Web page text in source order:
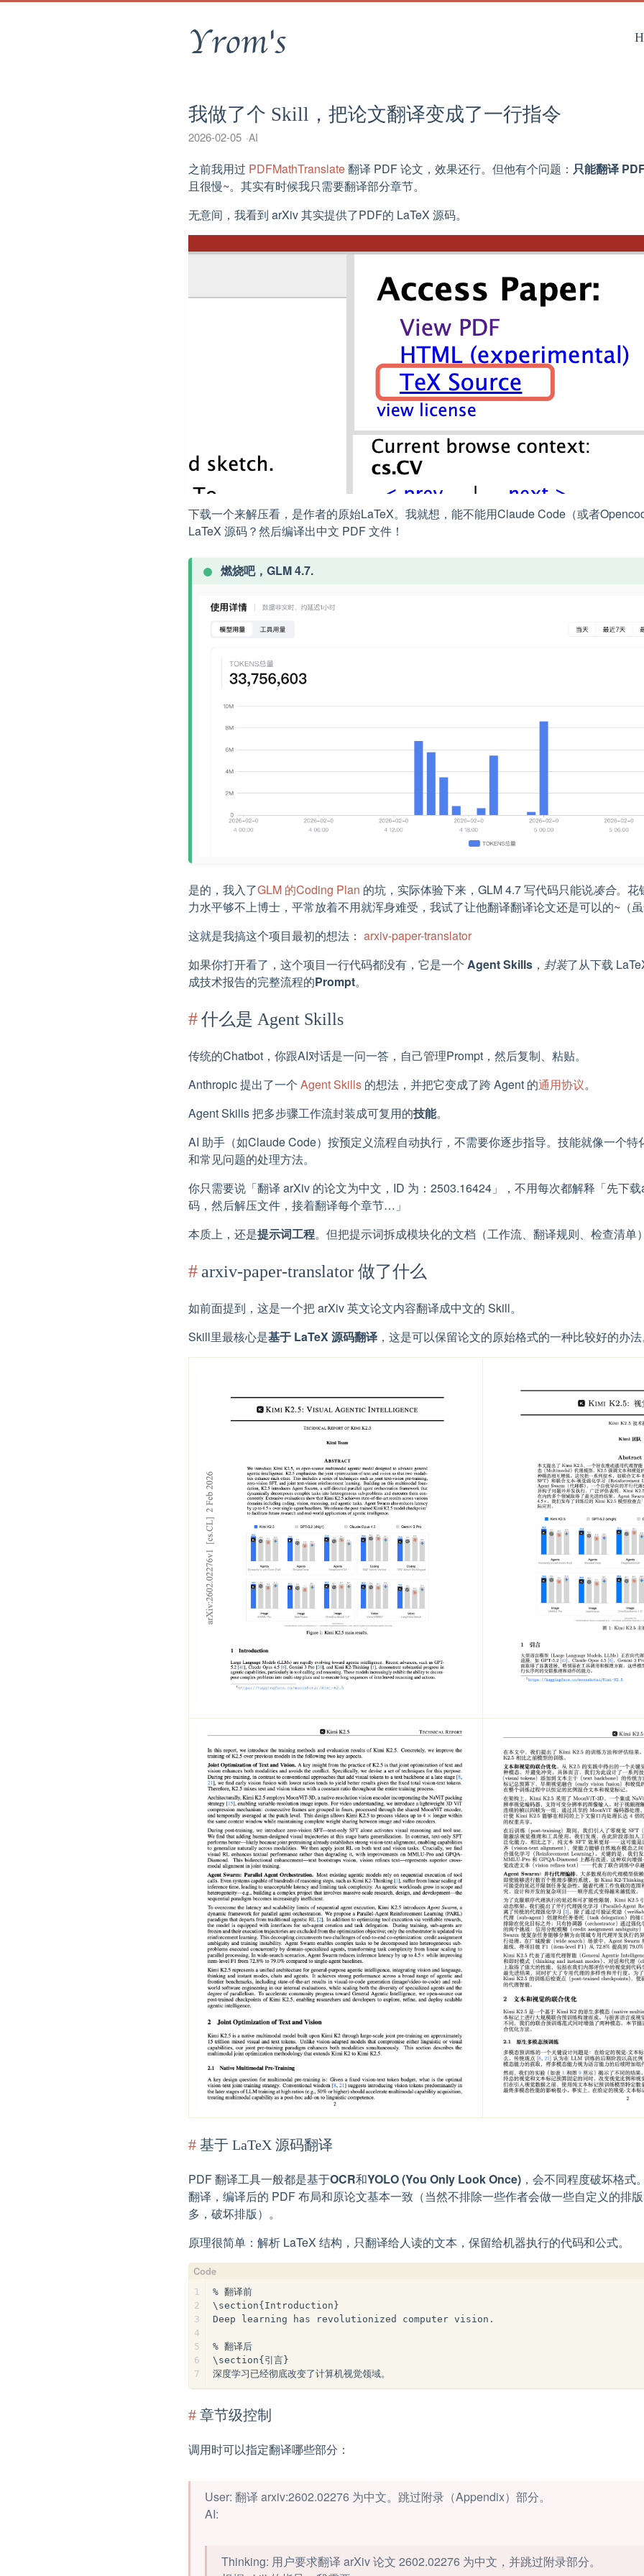
Yrom's
我做了个 Skill，把论文翻译变成了一行指令
2026-02-05 AI
之前我用过 PDFMathTranslate翻译 PDF 论文，效果还行。但他有个问题： 只能翻译
且很慢~。其实有时候我只需要翻译部分章节。
无意间，我看到 arXiv 其实提供了PDF的 LaTeX 源码。
下载一个来解压看，是作者的原始LaTeX。我就想，能不能用Claude Code（或者
LaTeX 源码？然后编译出中文 PDF 文件！
燃烧吧，GLM 4.7.
是的，我入了GLM 的Coding Plan 的坑，实际体验下来，GLM 4.7 写代码只能说凑合。花
力水平够不上博士，平常放着不用就浑身难受，我试了让他翻译翻译论文还是可以的~（
这就是我搞这个项目最初的想法： arxiv-paper-translator
如果你打开看了，这个项目一行代码都没有，它是一个 Agent Skills ， 封装了从下载
成技术报告的完整流程的Prompt。
什么是 Agent Skills
传统的Chatbot，你跟AI对话是一问一答，自己管理Prompt，然后复制、粘贴。
Anthropic 提出了一个 Agent Skills 的想法，并把它变成了跨 Agent 的通用协议。
Agent Skills 把多步骤工作流封装成可复用的技能。
AI 助手（如Claude Code）按预定义流程自动执行，不需要你逐步指导。技能就像一个
和常见问题的处理方法。
你只需要说「翻译 arXiv 的论文为中文，ID 为：2503.16424」，不用每次都解释「先下
码，然后解压文件，接着翻译每个章节…」
本质上，还是提示词工程。但把提示词拆成模块化的文档（工作流、翻译规则、检查清单
arxiv-paper-translator 做了什么
如前面提到，这是一个把 arXiv 英文论文内容翻译成中文的 Skill。
Skill里最核心是基于 LaTeX 源码翻译 ，这是可以保留论文的原始格式的一种比较好的办
基于 LaTeX 源码翻译
PDF 翻译工具一般都是基于OCR和YOLO (You Only Look Once) ，会不同程度破坏格式
翻译，编译后的 PDF 布局和原论文基本一致（当然不排除一些作者会做一些自定义的排
多，破坏排版）。
原理很简单：解析 LaTeX 结构，只翻译给人读的文本，保留给机器执行的代码和公式。
1
2
3
4
5
6
7
% 翻译前
\section{Introduction}
Deep learning has revolutionized computer vision.
% 翻译后
\section{引言}
深度学习已经彻底改变了计算机视觉领域。
章节级控制
调用时可以指定翻译哪些部分：
User: 翻译 arxiv:2602.02276 为中文。跳过附录（Appendix）部分。
AI:
Thinking: 用户要求翻译 arXiv 论文 2602.02276 为中文，并跳过附录部分。